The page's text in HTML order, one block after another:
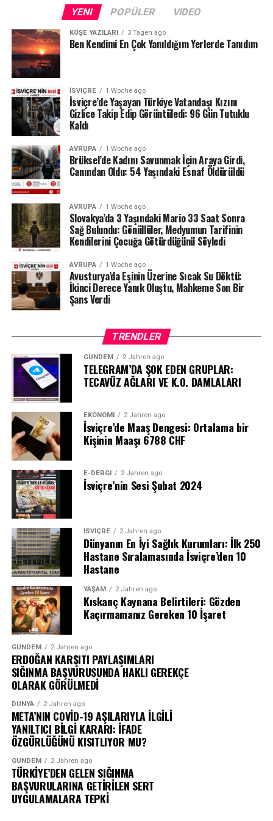
des Brenets de son derece düşük su seviyeleriyle karşı
karşıya.
24 Temmuz ölçümlerinde göl seviyesi denizden 742,13
metre, çıkıştaki su debisi ise yalnızca saniyede 1,2
metreküp olarak kaydedildi. Su seviyesinin düşmesi
nedeniyle göldeki tekne seferleri de durduruldu.
Lac des Brenets daha önce de uzun kuraklık
dönemlerinde benzer sorunlar yaşamış, özellikle 2022
yazında su seviyesi ciddi şekilde gerilemişti.
Ren Şelalesi’ndeki son durum ise İsviçre’de devam eden
yağış eksikliğinin nehir ve göller üzerindeki etkisini
gözler önüne seriyor.
Kaynak: BAFU / BRK News
YENI POPÜLER VIDEO
KÖŞE YAZILARI 3 Tagen ago
Ben Kendimi En Çok Yanıldığım Yerlerde Tanıdım
İSVIÇRE 1 Woche ago
İsviçre’de Yaşayan Türkiye Vatandaşı Kızını
Gizlice Takip Edip Görüntüledi: 96 Gün Tutuklu
Kaldı
AVRUPA 1 Woche ago
Brüksel’de Kadını Savunmak İçin Araya Girdi,
Canından Oldu: 54 Yaşındaki Esnaf Öldürüldü
AVRUPA 1 Woche ago
Slovakya’da 3 Yaşındaki Mario 33 Saat Sonra
Sağ Bulundu: Gönüllüler, Medyumun Tarifinin
Kendilerini Çocuğa Götürdüğünü Söyledi
AVRUPA 1 Woche ago
Avusturya’da Eşinin Üzerine Sıcak Su Döktü:
İkinci Derece Yanık Oluştu, Mahkeme Son Bir
Şans Verdi
TRENDLER
GÜNDEM 2 Jahren ago
TELEGRAM’DA ŞOK EDEN GRUPLAR:
TECAVÜZ AĞLARI VE K.O. DAMLALARI
EKONOMI 2 Jahren ago
İsviçre’de Maaş Dengesi: Ortalama bir
Kişinin Maaşı 6788 CHF
E-DERGI 2 Jahren ago
İsviçre’nin Sesi Şubat 2024
İSVIÇRE 2 Jahren ago
Dünyanın En İyi Sağlık Kurumları: İlk 250
Hastane Sıralamasında İsviçre’den 10
Hastane
YAŞAM 2 Jahren ago
Kıskanç Kaynana Belirtileri: Gözden
Kaçırmamanız Gereken 10 İşaret
GÜNDEM 2 Jahren ago
ERDOĞAN KARŞITI PAYLAŞIMLARI
SIĞINMA BAŞVURUSUNDA HAKLI GEREKÇE
OLARAK GÖRÜLMEDİ
DÜNYA 2 Jahren ago
META’NIN COVİD-19 AŞILARIYLA İLGİLİ
YANILTICI BİLGİ KARARI: İFADE
ÖZGÜRLÜĞÜNÜ KISITLIYOR MU?
GÜNDEM 2 Jahren ago
TÜRKİYE’DEN GELEN SIĞINMA
BAŞVURULARINA GETİRİLEN SERT
UYGULAMALARA TEPKİ